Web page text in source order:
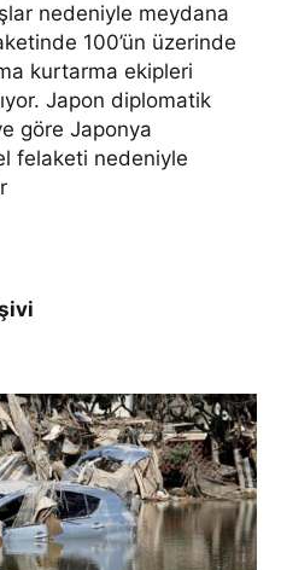
nedeniyle meydana
100’ün üzerinde
kurtarma ekipleri
Japon diplomatik
göre Japonya
felaketi nedeniyle